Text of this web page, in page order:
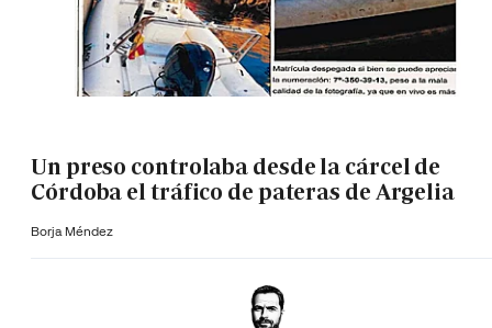
Un preso controlaba desde la cárcel de
Córdoba el tráfico de pateras de Argelia
Borja Méndez